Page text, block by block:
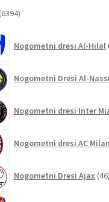
6394izdelkov
Nogometni dresi Al-Hilal
Nogometni Dresi Al-
Nogometni dresi Inter
Nogometni dresi AC Milan
Nogometni Dresi Ajax 46